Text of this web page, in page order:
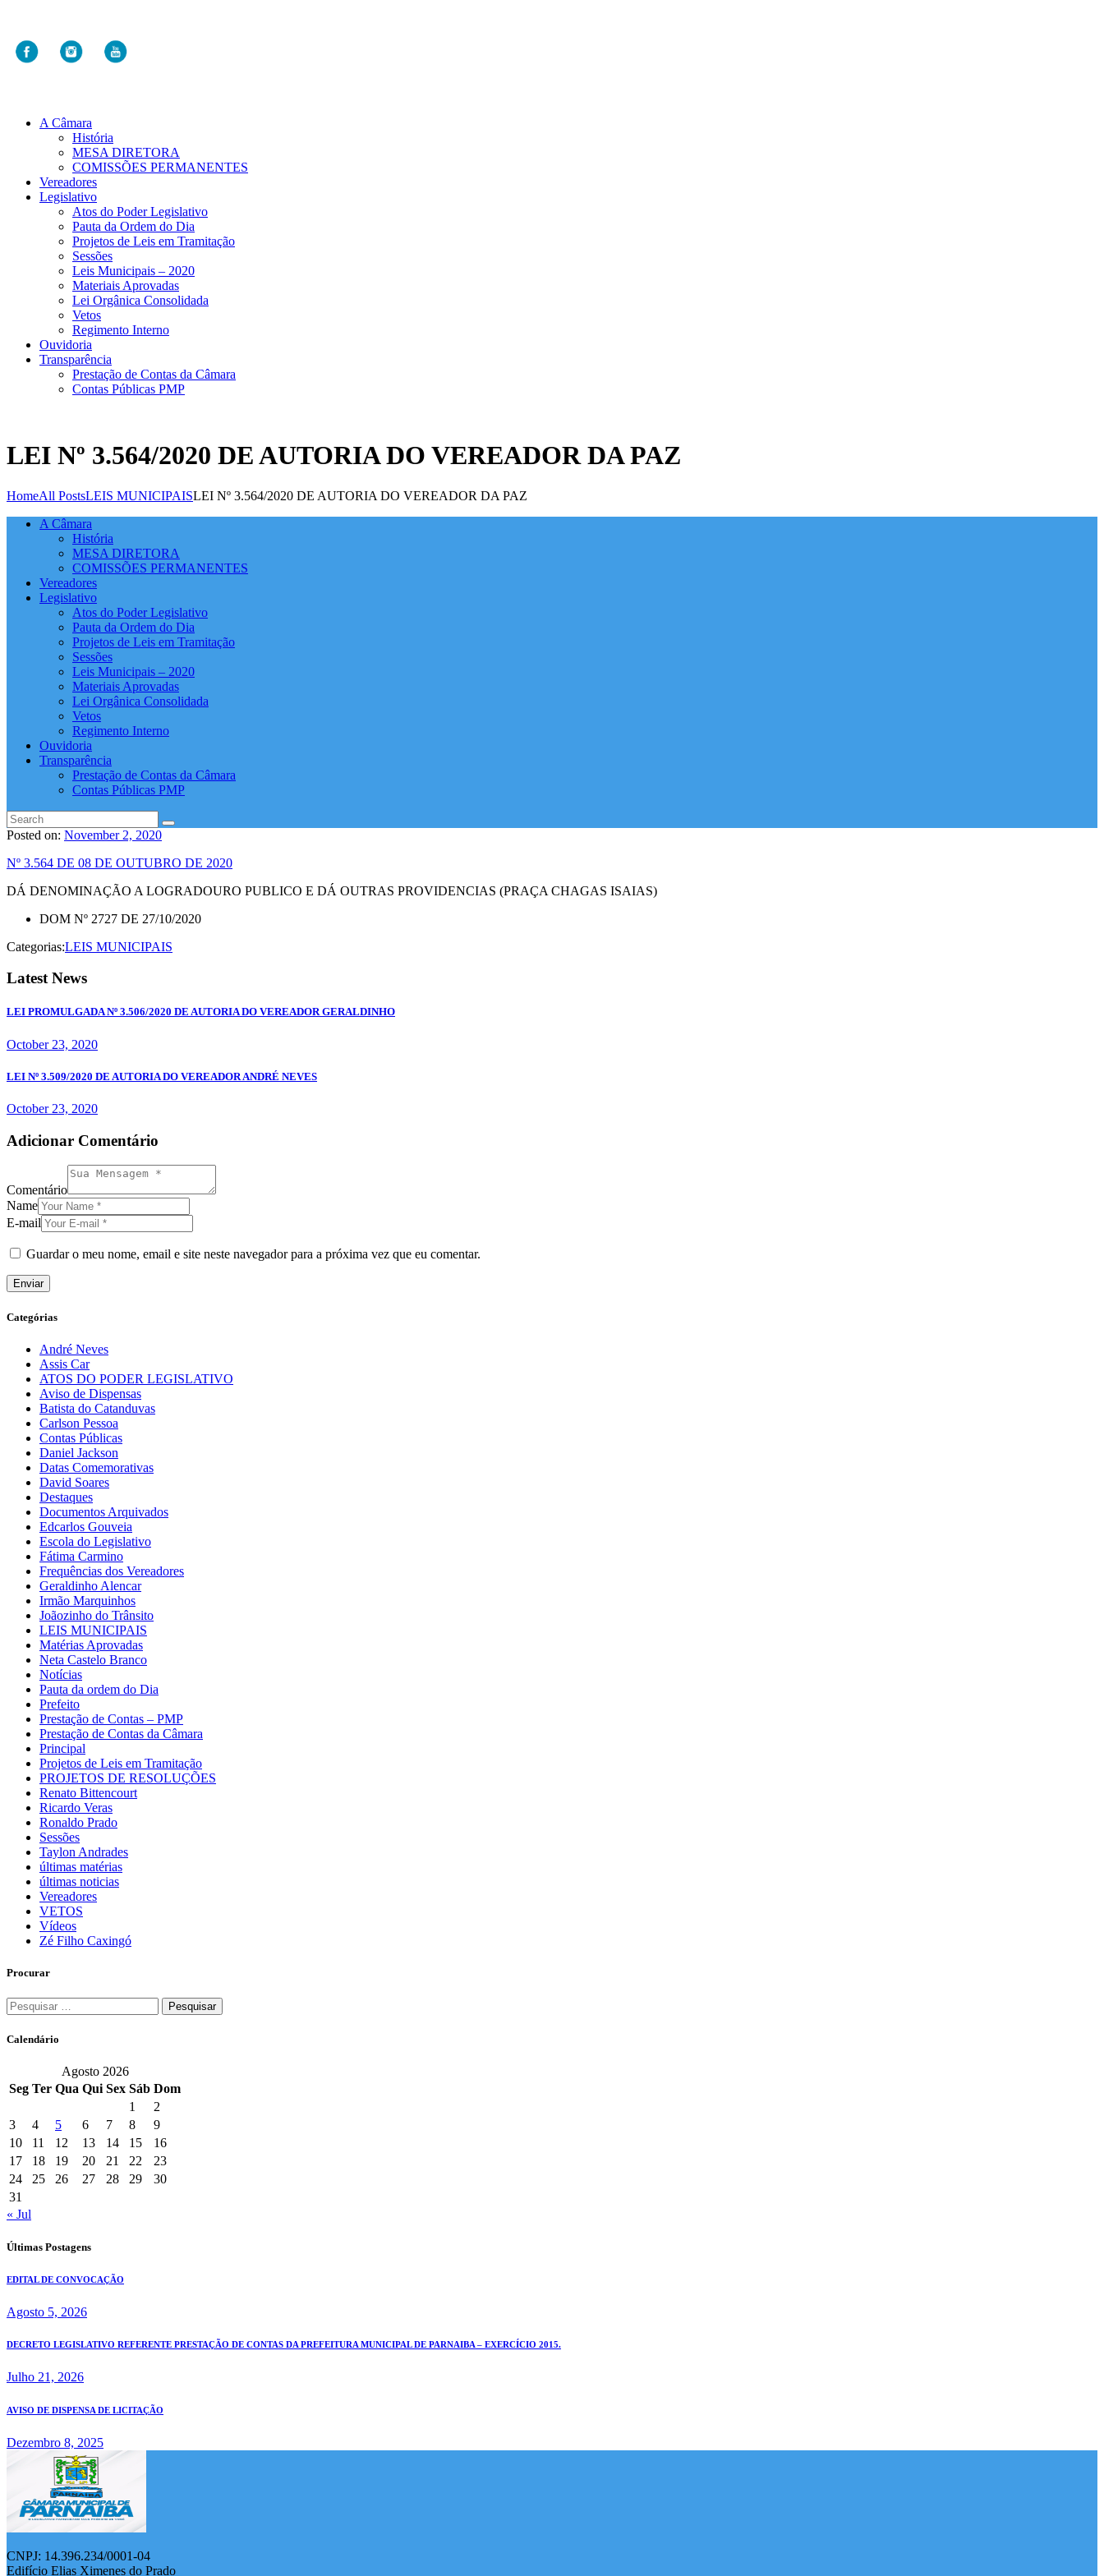
A Câmara
História
MESA DIRETORA
COMISSÕES PERMANENTES
Vereadores
Legislativo
Atos do Poder Legislativo
Pauta da Ordem do Dia
Projetos de Leis em Tramitação
Sessões
Leis Municipais – 2020
Materiais Aprovadas
Lei Orgânica Consolidada
Vetos
Regimento Interno
Ouvidoria
Transparência
Prestação de Contas da Câmara
Contas Públicas PMP
LEI Nº 3.564/2020 DE AUTORIA DO VEREADOR DA PAZ
HomeAll PostsLEIS MUNICIPAISLEI Nº 3.564/2020 DE AUTORIA DO VEREADOR DA PAZ
A Câmara
História
MESA DIRETORA
COMISSÕES PERMANENTES
Vereadores
Legislativo
Atos do Poder Legislativo
Pauta da Ordem do Dia
Projetos de Leis em Tramitação
Sessões
Leis Municipais – 2020
Materiais Aprovadas
Lei Orgânica Consolidada
Vetos
Regimento Interno
Ouvidoria
Transparência
Prestação de Contas da Câmara
Contas Públicas PMP
Posted on: November 2, 2020
Nº 3.564 DE 08 DE OUTUBRO DE 2020
DÁ DENOMINAÇÃO A LOGRADOURO PUBLICO E DÁ OUTRAS PROVIDENCIAS (PRAÇA CHAGAS ISAIAS)
DOM Nº 2727 DE 27/10/2020
Categorias:LEIS MUNICIPAIS
Latest News
LEI PROMULGADA Nº 3.506/2020 DE AUTORIA DO VEREADOR GERALDINHO
October 23, 2020
LEI Nº 3.509/2020 DE AUTORIA DO VEREADOR ANDRÉ NEVES
October 23, 2020
Adicionar Comentário
Comentário
Name
E-mail
Guardar o meu nome, email e site neste navegador para a próxima vez que eu comentar.
Categórias
André Neves
Assis Car
ATOS DO PODER LEGISLATIVO
Aviso de Dispensas
Batista do Catanduvas
Carlson Pessoa
Contas Públicas
Daniel Jackson
Datas Comemorativas
David Soares
Destaques
Documentos Arquivados
Edcarlos Gouveia
Escola do Legislativo
Fátima Carmino
Frequências dos Vereadores
Geraldinho Alencar
Irmão Marquinhos
Joãozinho do Trânsito
LEIS MUNICIPAIS
Matérias Aprovadas
Neta Castelo Branco
Notícias
Pauta da ordem do Dia
Prefeito
Prestação de Contas – PMP
Prestação de Contas da Câmara
Principal
Projetos de Leis em Tramitação
PROJETOS DE RESOLUÇÕES
Renato Bittencourt
Ricardo Veras
Ronaldo Prado
Sessões
Taylon Andrades
últimas matérias
últimas noticias
Vereadores
VETOS
Vídeos
Zé Filho Caxingó
Procurar
Pesquisar
por:
Calendário
Agosto 2026
Seg Ter Qua Qui Sex Sáb Dom
1
2
3
4 5 6 7 8
9
10
11 12 13 14 15
16
17
18 19 20 21 22
23
24
25 26 27 28 29
30
31
« Jul
Últimas Postagens
EDITAL DE CONVOCAÇÃO
Agosto 5, 2026
DECRETO LEGISLATIVO REFERENTE PRESTAÇÃO DE CONTAS DA PREFEITURA MUNICIPAL DE PARNAIBA – EXERCÍCIO 2015.
Julho 21, 2026
AVISO DE DISPENSA DE LICITAÇÃO
Dezembro 8, 2025
CNPJ: 14.396.234/0001-04
Edifício Elias Ximenes do Prado